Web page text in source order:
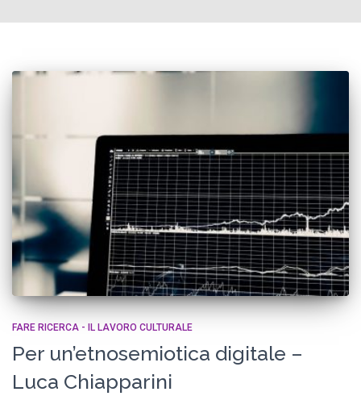
FARE RICERCA - IL LAVORO CULTURALE
Per un’etnosemiotica digitale –
Luca Chiapparini